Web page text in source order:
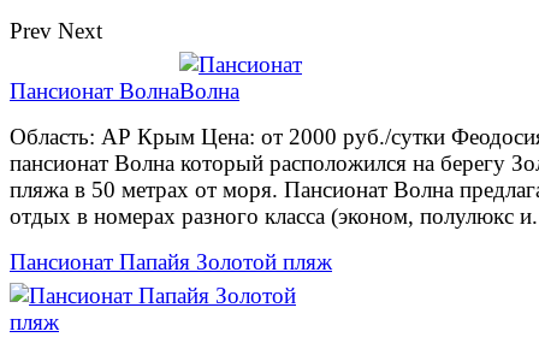
Prev Next
Пансионат Волна
Область: АР Крым Цена: от 2000 руб./сутки
пансионат Волна который расположился на берегу
пляжа в 50 метрах от моря. Пансионат Волна
отдых в номерах разного класса (эконом, полулюкс
Пансионат Папайя Золотой пляж